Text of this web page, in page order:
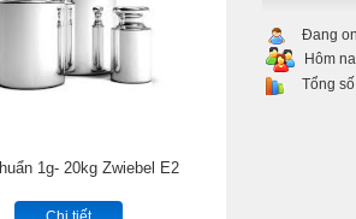
1g- 20kg Zwiebel E2
Đang
Hôm
Tổng